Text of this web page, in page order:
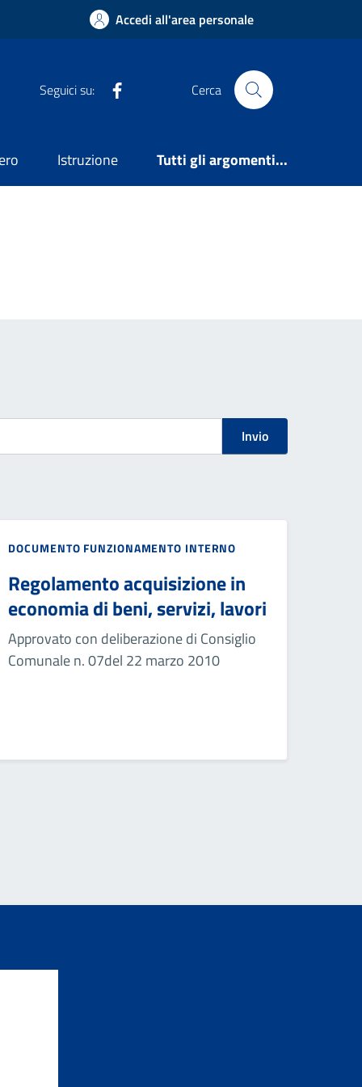
Accedi all'area personale
Seguici su: Cerca
Istruzione Tutti gli argomenti...
Invio
DOCUMENTO FUNZIONAMENTO INTERNO
Regolamento acquisizione in
economia di beni, servizi, lavori
Approvato con deliberazione di Consiglio
Comunale n. 07del 22 marzo 2010